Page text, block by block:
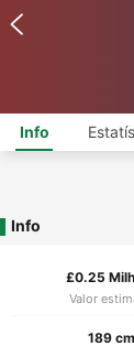
Info
Info
£0.25
Valor
189 cm